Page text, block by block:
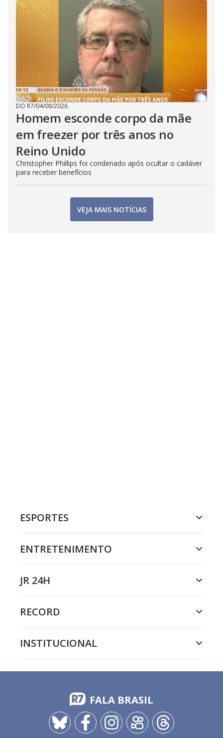
DO R7/04/08/2026
Homem esconde corpo da mãe
em freezer por três anos no
Reino Unido
Christopher Phillips foi condenado após ocultar o cadáver
para receber benefícios
VEJA MAIS NOTÍCIAS
ESPORTES
ENTRETENIMENTO
JR 24H
RECORD
INSTITUCIONAL
FALA BRASIL